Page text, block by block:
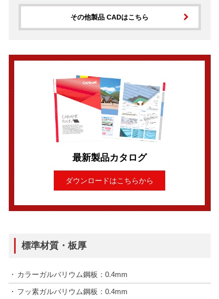
その他製品 CADはこちら
最新製品カタログ
ダウンロードはこちらから
標準材質・板厚
カラーガルバリウム鋼板：0.4mm
フッ素ガルバリウム鋼板：0.4mm